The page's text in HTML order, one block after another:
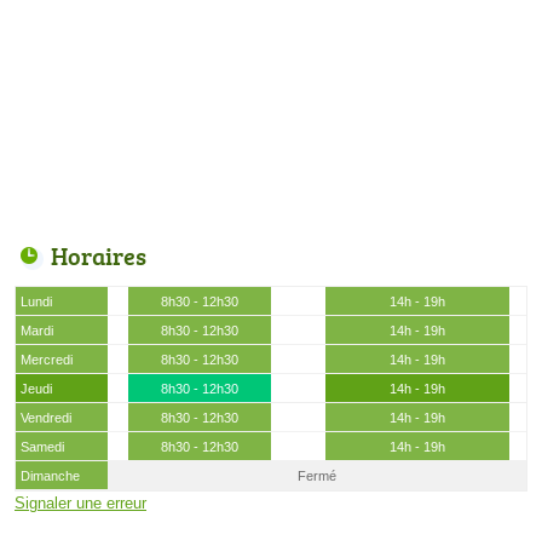
Horaires
Lundi 8h30 - 12h30
14h - 19h
Mardi
8h30 - 12h30
14h - 19h
Mercredi
8h30 - 12h30
14h - 19h
Jeudi
8h30 - 12h30
14h - 19h
Vendredi
8h30 - 12h30
14h - 19h
Samedi
8h30 - 12h30
14h - 19h
Dimanche
Fermé
Signaler une erreur